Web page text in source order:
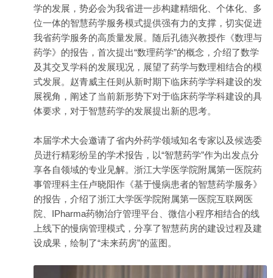
学的发展，势必会为我省进一步构建精细化、个体化、多
位一体的智慧药学服务模式提供强有力的支撑，切实促进
我省药学服务的高质量发展。随后孔德兴教授作《数理与
药学》的报告，首次提出“数理药学”的概念，介绍了数学
及其交叉学科的发展现况，展望了药学与数理相结合的模
式发展。赵青威主任则从新时期下临床药学学科建设的发
展视角，阐述了当前新形势下对于临床药学学科建设的具
体要求，对于智慧药学的发展提出新的思考。
本届学术大会邀请了省内外药学领域知名专家以及候选委
员进行精彩纷呈的学术报告，以“智慧药学”作为出发点分
享各自领域的专业见解。浙江大学医学院附属第一医院药
事管理科主任卢晓阳作《基于慢病患者的智慧药学服务》
的报告，介绍了浙江大学医学院附属第一医院互联网医
院、IPharma药物治疗管理平台、微信小程序相结合的线
上线下的慢病管理模式，分享了智慧药房的建设过程及建
设成果，绘制了“未来药房”的蓝图。